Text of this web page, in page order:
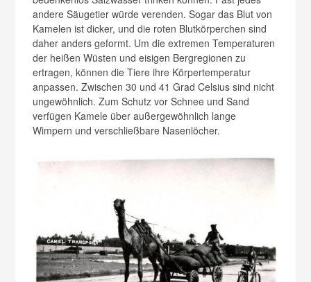
andere Säugetier würde verenden. Sogar das Blut von
Kamelen ist dicker, und die roten Blutkörperchen sind
daher anders geformt. Um die extremen Temperaturen
der heißen Wüsten und eisigen Bergregionen zu
ertragen, können die Tiere ihre Körpertemperatur
anpassen. Zwischen 30 und 41 Grad Celsius sind nicht
ungewöhnlich. Zum Schutz vor Schnee und Sand
verfügen Kamele über außergewöhnlich lange
Wimpern und verschließbare Nasenlöcher.